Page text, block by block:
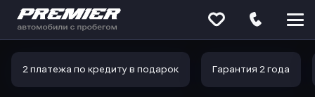
2 платежа по кредиту в подарок Гарантия 2 года